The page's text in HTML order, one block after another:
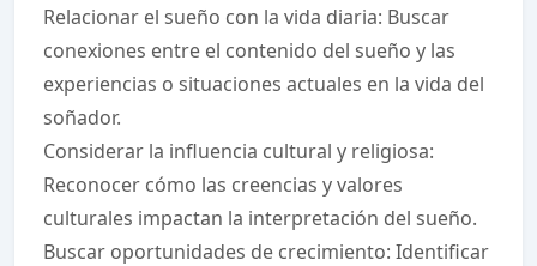
Relacionar el sueño con la vida diaria: Buscar
conexiones entre el contenido del sueño y las
experiencias o situaciones actuales en la vida del
soñador.
Considerar la influencia cultural y religiosa:
Reconocer cómo las creencias y valores
culturales impactan la interpretación del sueño.
Buscar oportunidades de crecimiento: Identificar